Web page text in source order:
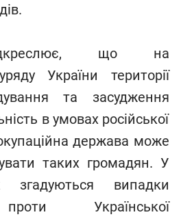
що на
України території
та засудження
в умовах російської
держава може
таких громадян. У
згадуються випадки
Української